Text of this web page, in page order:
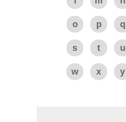
o p q
s t u
w x y